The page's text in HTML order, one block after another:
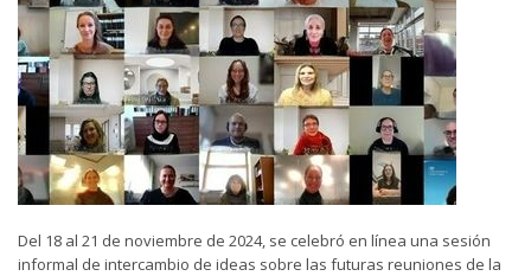
Del 18 al 21 de noviembre de 2024, se celebró en línea una sesión
informal de intercambio de ideas sobre las futuras reuniones de la